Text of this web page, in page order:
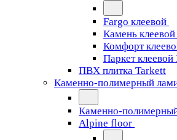
Fargo клеевой
Камень
Комфорт
Паркет
ПВХ плитка Tarkett
Каменно-полимерный
Каменно-
Alpine floor